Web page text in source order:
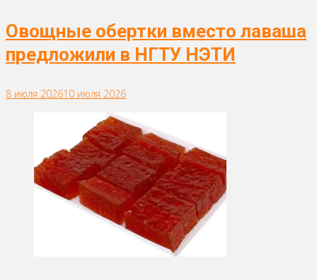
Овощные обертки вместо лаваша
предложили в НГТУ НЭТИ
8 июля 202610 июля 2026